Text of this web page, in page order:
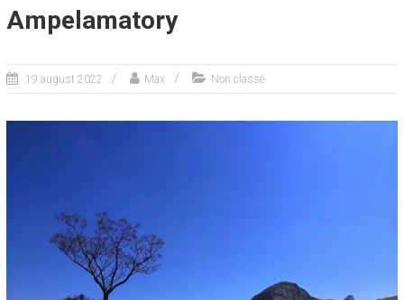
Ampelamatory
19 august 2022 Max Non classé